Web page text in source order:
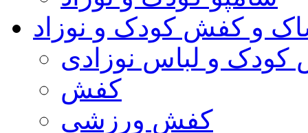
و کفش کودک و نوزاد
کودک و لباس نوزادی
کفش
کفش ورزشی